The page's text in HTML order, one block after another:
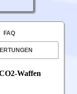
FAQ
Waffen